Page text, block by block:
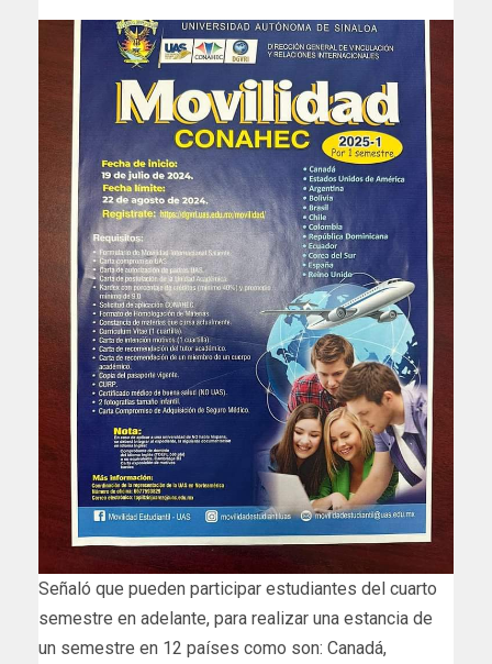
Señaló que pueden participar estudiantes del cuarto
semestre en adelante, para realizar una estancia de
un semestre en 12 países como son: Canadá,